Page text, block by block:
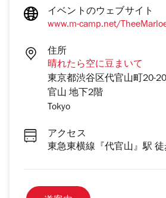
イベントのウェブサイト
www.m-camp.net/
住所
晴れたら空に豆まいて
東京都渋谷区代官山町20-
官山 地下2階
Tokyo
アクセス
東急東横線『代官山』駅 徒